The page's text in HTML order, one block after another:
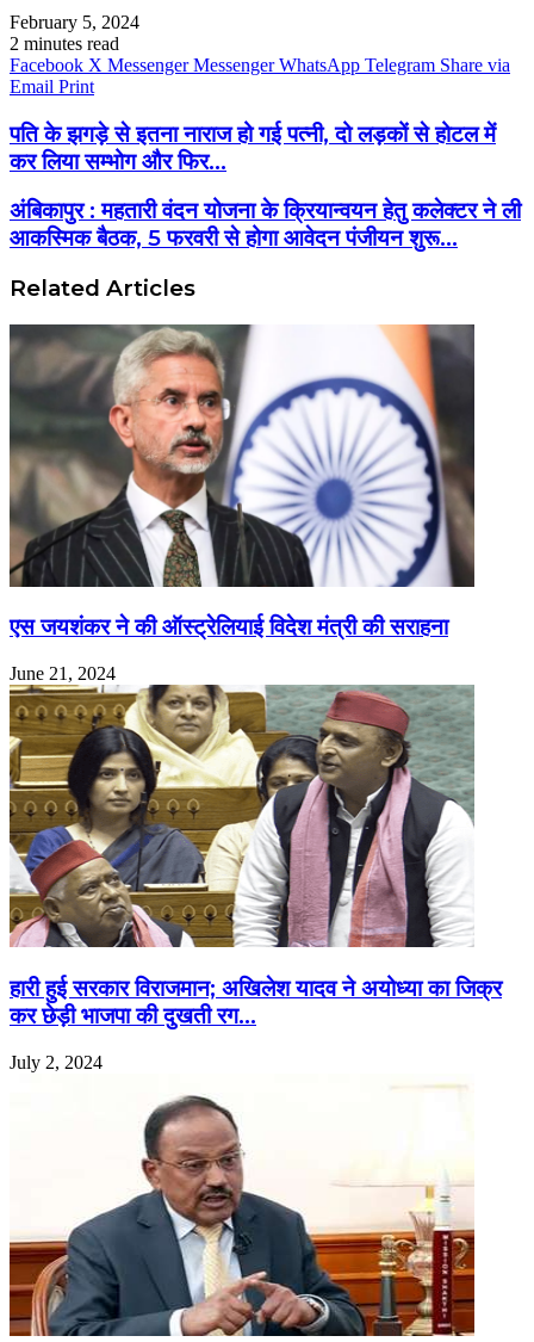
February 5, 2024
2 minutes read
Facebook X Messenger Messenger WhatsApp Telegram Share via
Email Print
पति के झगड़े से इतना नाराज हो गई पत्नी, दो लड़कों से होटल में
कर लिया सम्भोग और फिर...
अंबिकापुर : महतारी वंदन योजना के क्रियान्वयन हेतु कलेक्टर ने ली
आकस्मिक बैठक, 5 फरवरी से होगा आवेदन पंजीयन शुरू...
Related Articles
एस जयशंकर ने की ऑस्ट्रेलियाई विदेश मंत्री की सराहना
June 21, 2024
हारी हुई सरकार विराजमान; अखिलेश यादव ने अयोध्या का जिक्र
कर छेड़ी भाजपा की दुखती रग…
July 2, 2024